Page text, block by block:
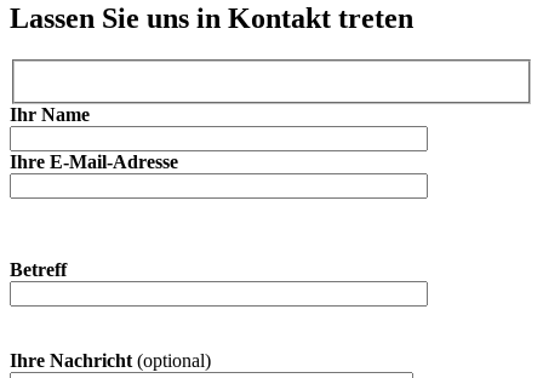
Lassen Sie uns in Kontakt treten
Ihr Name
Ihre E-Mail-Adresse
Betreff
Ihre Nachricht (optional)